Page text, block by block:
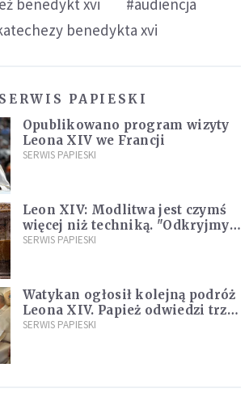
benedykta xvi
SERWIS PAPIESKI
Opublikowano program wizyty
Leona XIV we Francji
SERWIS PAPIESKI
Leon XIV: Modlitwa jest czymś
więcej niż techniką. "Odkryjmy
ją na nowo"
SERWIS PAPIESKI
Watykan ogłosił kolejną podróż
Leona XIV. Papież odwiedzi trzy
kraje Ameryki Południowej
SERWIS PAPIESKI